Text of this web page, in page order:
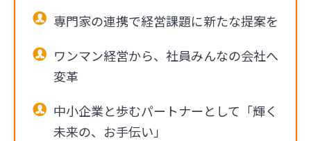
専門家の連携で経営課題に新たな提案を
ワンマン経営から、社員みんなの会社へ
変革
中小企業と歩むパートナーとして「輝く
未来の、お手伝い」